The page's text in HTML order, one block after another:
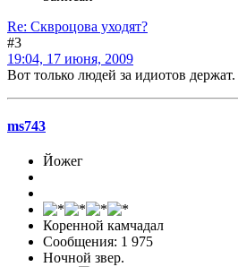
Re: Сквроцова уходят?
#3
19:04, 17 июня, 2009
Вот только людей за идиотов держат.
ms743
Йожег
Коренной камчадал
Сообщения: 1 975
Ночной звер.